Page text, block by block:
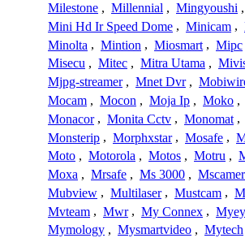
Milestone , Millennial , Mingyoushi ,
Mini Hd Ir Speed Dome , Minicam ,
Minolta , Mintion , Miosmart , Mipc
Misecu , Mitec , Mitra Utama ,
Mjpg-streamer , Mnet Dvr ,
Mocam , Mocon , Moja Ip , Moko ,
Monacor , Monita Cctv , Monomat ,
Monsterip , Morphxstar , Mosafe ,
Moto , Motorola , Motos , Motru ,
Moxa , Mrsafe , Ms 3000 ,
Mubview , Multilaser , Mustcam ,
Mvteam , Mwr , My Connex ,
Mymology , Mysmartvideo , Mytech